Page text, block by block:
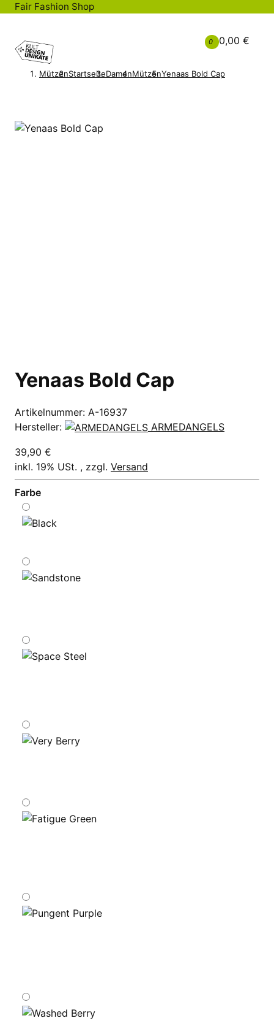
Fair Fashion Shop
0 0,00 €
MützenStartseiteDamenMützenYenaas Bold Cap
Yenaas Bold Cap
Artikelnummer: A-16937
Hersteller:
ARMEDANGELS
39,90 €
inkl. 19% USt. , zzgl. Versand
Farbe